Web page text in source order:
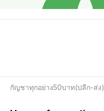
กัญชาทุกอย่าง50บาท(ปลีก-ส่ง)